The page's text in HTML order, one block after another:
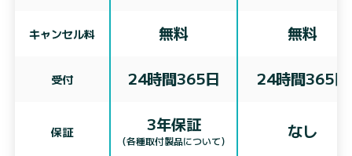
キャンセル料 無料 無料
受付 24時間365日 24時間365日
保証 3年保証
（各種取付製品について） なし